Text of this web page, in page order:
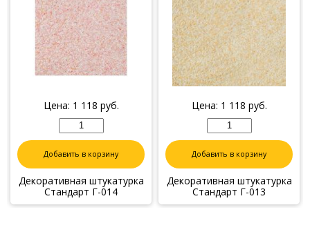
Цена: 1 118 руб.
Добавить в корзину
Декоративная штукатурка
Стандарт Г-014
Цена: 1 118 руб.
Добавить в корзину
Декоративная штукатурка
Стандарт Г-013